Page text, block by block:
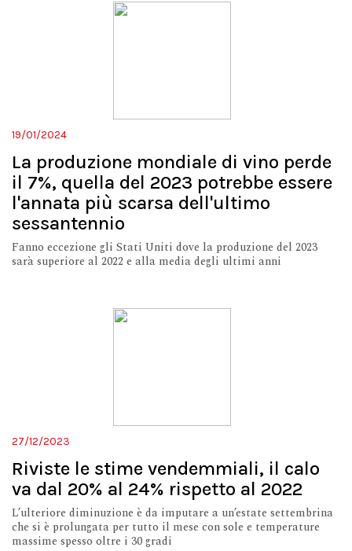
19/01/2024
La produzione mondiale di vino perde
il 7%, quella del 2023 potrebbe essere
l'annata più scarsa dell'ultimo
sessantennio
Fanno eccezione gli Stati Uniti dove la produzione del 2023
sarà superiore al 2022 e alla media degli ultimi anni
27/12/2023
Riviste le stime vendemmiali, il calo
va dal 20% al 24% rispetto al 2022
L’ulteriore diminuzione è da imputare a un’estate settembrina
che si è prolungata per tutto il mese con sole e temperature
massime spesso oltre i 30 gradi